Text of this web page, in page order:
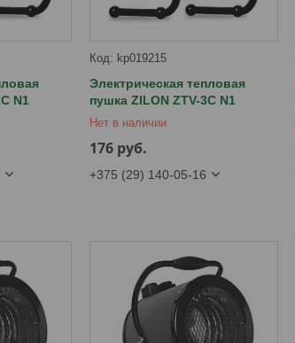
N1
kp019215
Электрическая тепловая
пушка ZILON ZTV-3С N1
Нет в наличии
176 руб.
+375 (29) 140-05-16